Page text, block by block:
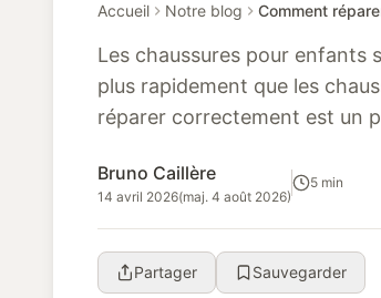
Accueil Notre blog Comment
Les chaussures pour enfants
plus rapidement que les
réparer correctement est un
Bruno Caillère
14 avril 2026(maj. 4 août 2026)
5 min
Partager Sauvegarder